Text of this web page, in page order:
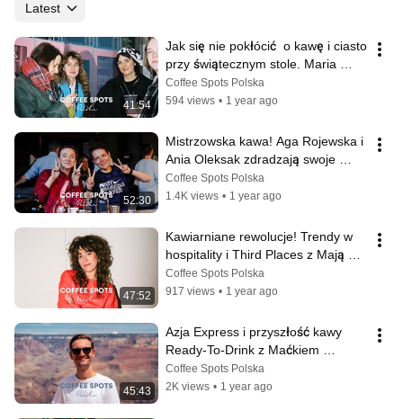
Latest
41:54
Jak się nie pokłócić  o kawę i ciasto
przy świątecznym stole. Maria
Przybyszewska i Paulina Serwatka
Coffee Spots Polska
594 views • 1 year ago
52:30
Mistrzowska kawa! Aga Rojewska i
Ania Oleksak zdradzają swoje
przepisy i... plany na emeryturę
Coffee Spots Polska
1.4K views • 1 year ago
47:52
Kawiarniane rewolucje! Trendy w
hospitality i Third Places z Mają
Musznicką-Janiec
Coffee Spots Polska
917 views • 1 year ago
45:43
Azja Express i przyszłość kawy
Ready-To-Drink z Maćkiem
Duszakiem
Coffee Spots Polska
2K views • 1 year ago